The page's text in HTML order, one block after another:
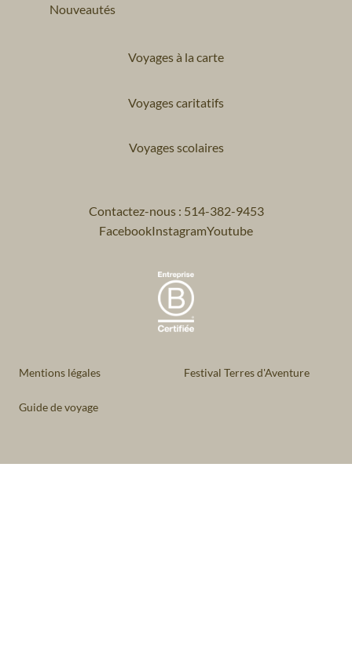
Nouveautés
Voyages à la carte
Voyages caritatifs
Voyages scolaires
Contactez-nous : 514-382-9453
FacebookInstagramYoutube
Mentions légales Festival Terres d'Aventure
Guide de voyage